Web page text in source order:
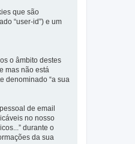
que são
“user-id”) e um
o âmbito destes
mas não está
denominado “a sua
de email
no nosso
durante o
da sua